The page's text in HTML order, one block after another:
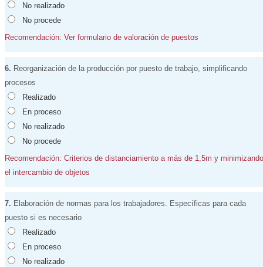
No realizado
No procede
Recomendación: Ver formulario de valoración de puestos
6. Reorganización de la producción por puesto de trabajo, simplificando
procesos
Realizado
En proceso
No realizado
No procede
Recomendación: Criterios de distanciamiento a más de 1,5m y minimizando
el intercambio de objetos
7. Elaboración de normas para los trabajadores. Específicas para cada
puesto si es necesario
Realizado
En proceso
No realizado